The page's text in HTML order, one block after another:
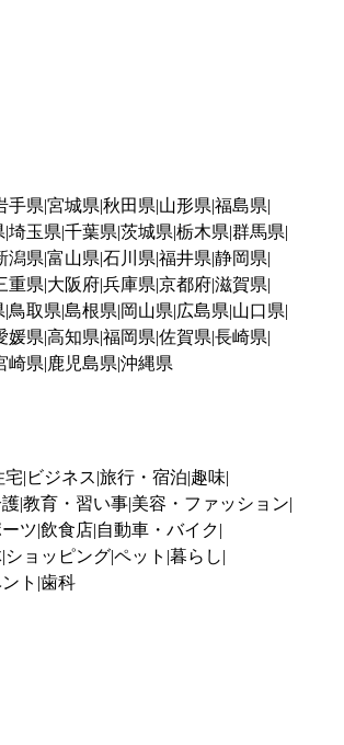
手県 宮城県 秋田県 山形県 福島県
埼玉県 千葉県 茨城県 栃木県 群馬県
潟県 富山県 石川県 福井県 静岡県
重県 大阪府兵庫県 京都府滋賀県
鳥取県 島根県 岡山県 広島県 山口県
媛県 高知県 福岡県 佐賀県 長崎県
崎県 鹿児島県 沖縄県
宅 ビジネス 旅行・宿泊 趣味
教育・習い事 美容・ファッション
ツ 飲食店 自動車・バイク
ショッピングペット 暮らし
ト 歯科